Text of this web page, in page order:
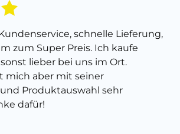
schnelle Lieferung,
zum Super Preis. Ich kaufe
lieber bei uns im Ort.
mich aber mit seiner
Produktauswahl sehr
dafür!